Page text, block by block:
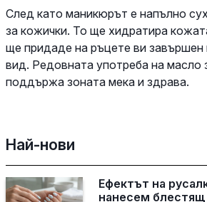
След като маникюрът е напълно
за кожички. То ще хидратира
ще придаде на ръцете ви завършен
вид. Редовната употреба на масло
поддържа зоната мека и здрава.
Най-нови
Ефектът на
нанесем